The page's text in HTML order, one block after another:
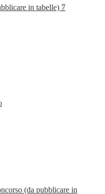
in tabelle) 7
(da pubblicare in